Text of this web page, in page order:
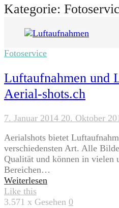
Kategorie:
Fotoservice
Luftaufnahmen und
Aerial-shots.ch
7. Januar 2014 20. Oktober
Aerialshots bietet
verschiedensten Art. Alle
Qualität und können in vielen
Bereichen…
Weiterlesen
Like this
3.571 x Gesehen 0